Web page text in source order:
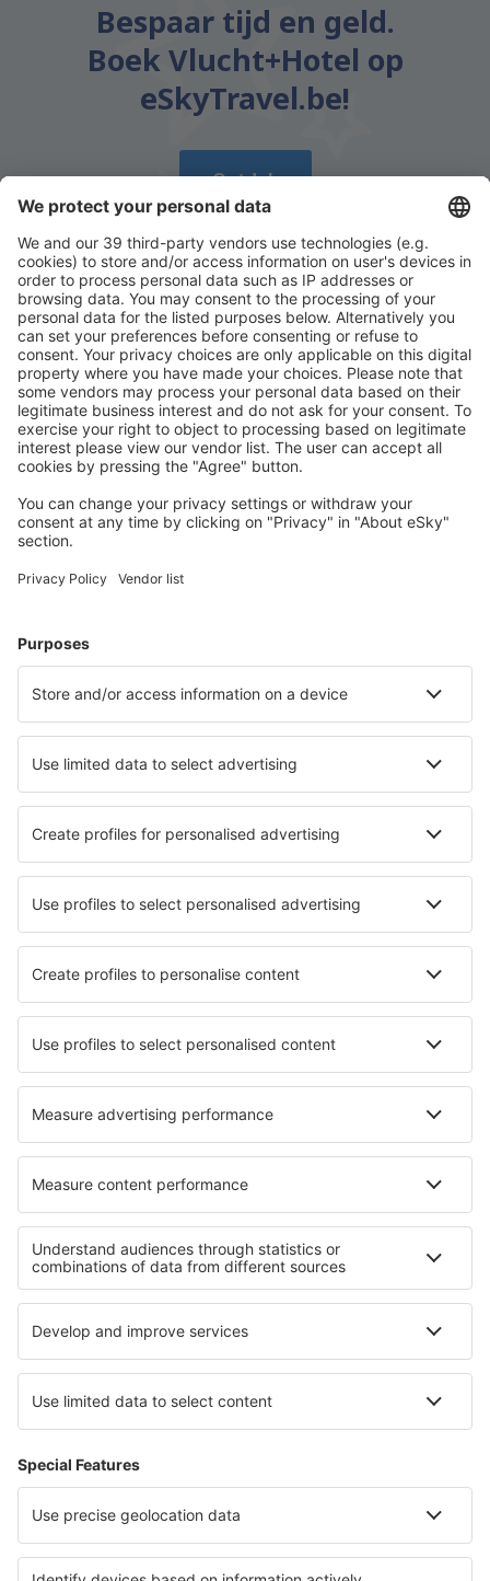
Bespaar tijd en geld.
Boek Vlucht+Hotel op
eSkyTravel.be!
Ontdek
Download onze appen plan gemakkelijk uw
reizen
Vliegtickets
Verblijf
Vlucht+hotel
Hotels
Transfers
Attracties
Luchtvaartmaatschappijen
Brussels Airlines
Ryanair
Wizz Air
Tui Fly
Transavia
Over eSky
Algemene voorwaarden
Mijn boekingen
Privacykennisgeving
Ondersteuning en contact
Privacy
Landen
Internationale sites
eSky.eu eSky.com eDestinos.com